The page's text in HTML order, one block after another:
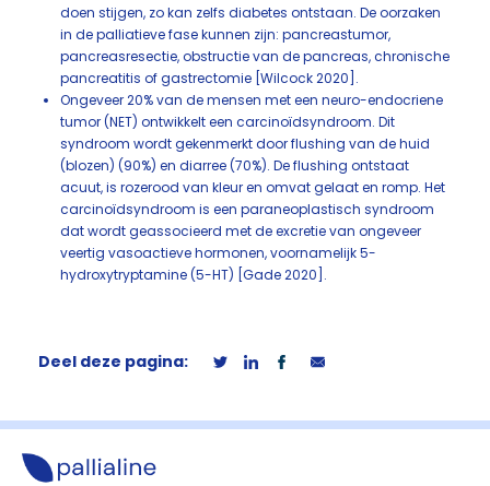
doen stijgen, zo kan zelfs diabetes ontstaan. De oorzaken
in de palliatieve fase kunnen zijn: pancreastumor,
pancreasresectie, obstructie van de pancreas, chronische
pancreatitis of gastrectomie [Wilcock 2020].
Ongeveer 20% van de mensen met een neuro-endocriene
tumor (NET) ontwikkelt een carcinoïdsyndroom. Dit
syndroom wordt gekenmerkt door flushing van de huid
(blozen) (90%) en diarree (70%). De flushing ontstaat
acuut, is rozerood van kleur en omvat gelaat en romp. Het
carcinoïdsyndroom is een paraneoplastisch syndroom
dat wordt geassocieerd met de excretie van ongeveer
veertig vasoactieve hormonen, voornamelijk 5-
hydroxytryptamine (5-HT) [Gade 2020].
Deel deze pagina: